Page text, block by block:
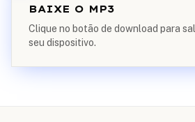
BAIXE O MP3
Clique no botão de download para
seu dispositivo.